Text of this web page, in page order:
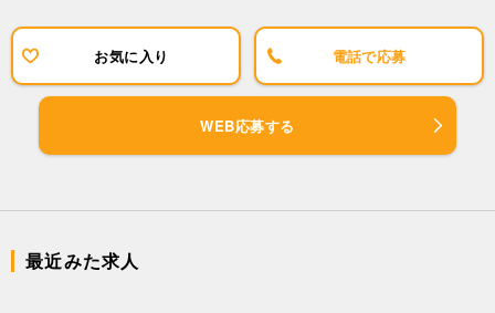
お気に入り 電話で応募
WEB応募する
最近みた求人